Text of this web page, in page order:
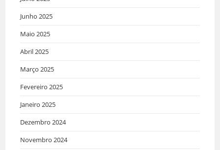
Junho 2025
Maio 2025
Abril 2025
Março 2025
Fevereiro 2025
Janeiro 2025
Dezembro 2024
Novembro 2024